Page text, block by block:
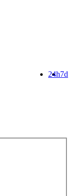
7d
24h